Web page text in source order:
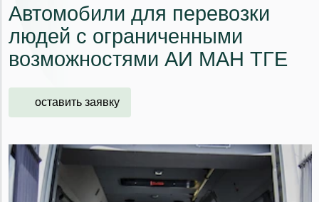
Автомобили для перевозки
людей с ограниченными
возможностями АИ МАН ТГЕ
оставить заявку